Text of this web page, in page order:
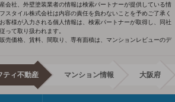
会社、外壁塗装業者の情報は検索パートナーが提供している情
スタイル株式会社は内容の責任を負わないことを予めご了承く
客様が入力される個人情報は、検索パートナーが取得し、同社
って取り扱われます。
売価格、賃料、間取り、専有面積は、マンションレビューのデ
ティ不動産 マンション情報 大阪府